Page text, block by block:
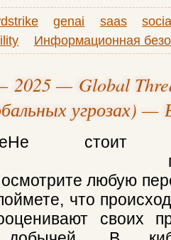
genai saas
Информационная
2025 — Global
угрозах) —
стоит
любую
что
своих